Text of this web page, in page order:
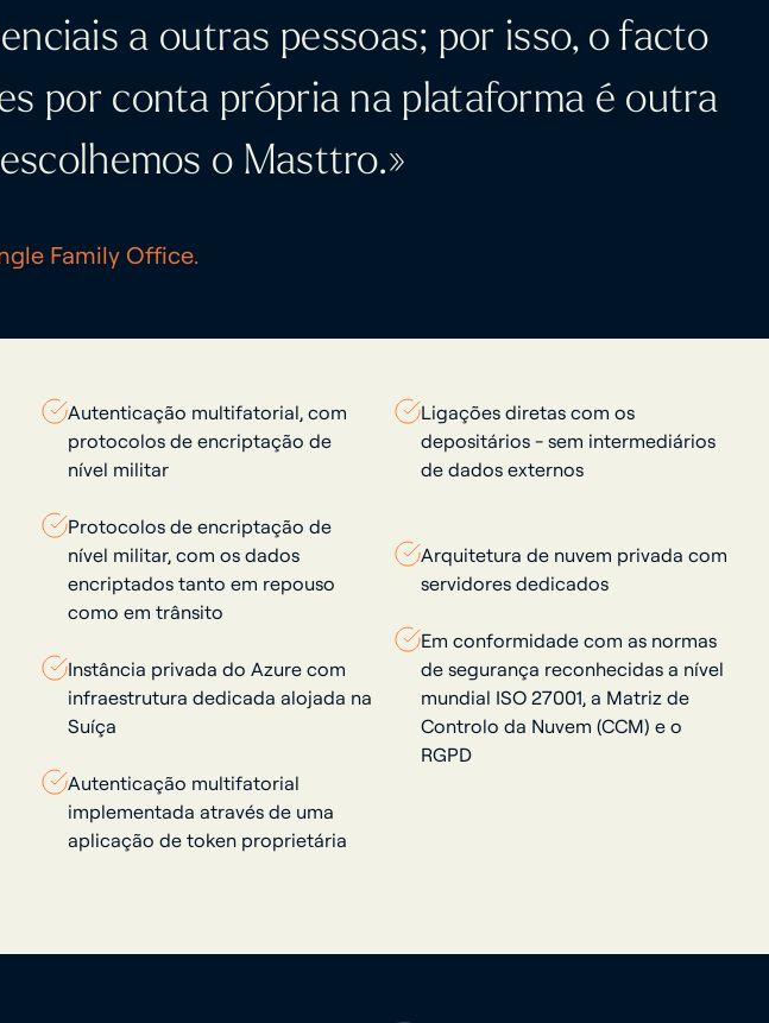
a outras pessoas; por isso, o facto
por conta própria na plataforma é outra
o Masttro.»
Family Office.
Autenticação multifatorial, com
protocolos de encriptação de
nível militar
Protocolos de encriptação de
nível militar, com os dados
encriptados tanto em repouso
como em trânsito
Instância privada do Azure com
infraestrutura dedicada alojada na
Suíça
Autenticação multifatorial
implementada através de uma
aplicação de token proprietária
Ligações diretas com os
depositários - sem intermediários
de dados externos
Arquitetura de nuvem privada com
servidores dedicados
Em conformidade com as normas
de segurança reconhecidas a nível
mundial ISO 27001, a Matriz de
Controlo da Nuvem (CCM) e o
RGPD